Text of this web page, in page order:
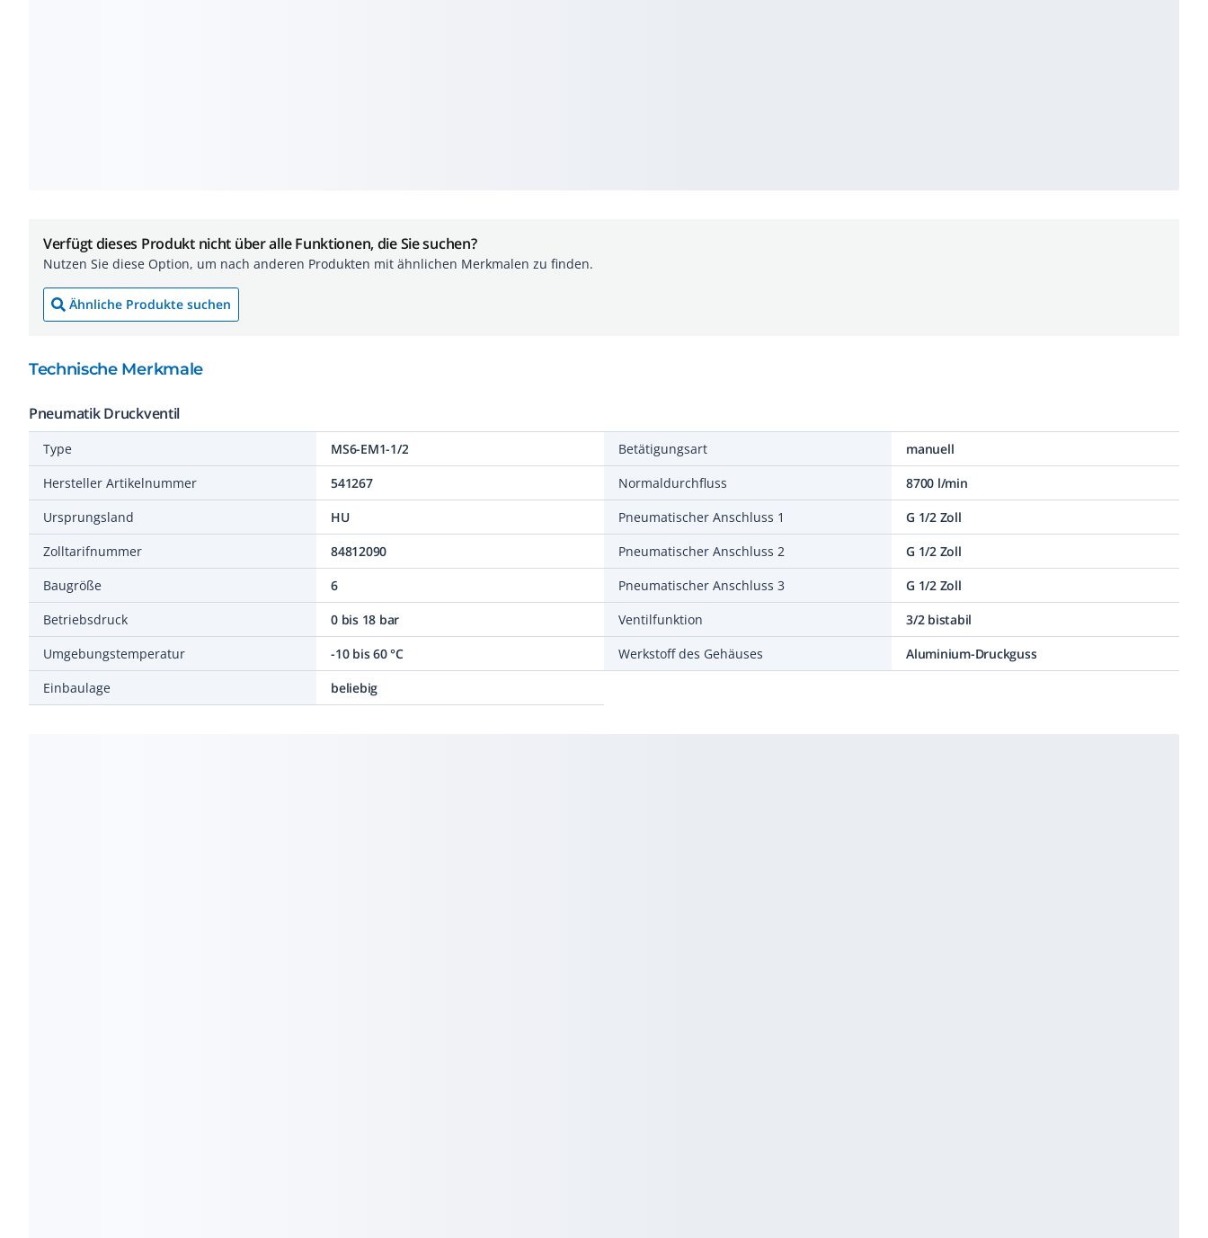
Verfügt dieses Produkt nicht über alle Funktionen, die Sie suchen?
Nutzen Sie diese Option, um nach anderen Produkten mit ähnlichen Merkmalen zu finden.
Ähnliche Produkte suchen
Technische Merkmale
Pneumatik Druckventil
Type
MS6-EM1-1/2
Hersteller Artikelnummer
541267
Ursprungsland
HU
Zolltarifnummer
84812090
Baugröße
6
Betriebsdruck
0 bis 18 bar
Umgebungstemperatur
-10 bis 60 °C
Einbaulage
beliebig
Betätigungsart
manuell
Normaldurchfluss
8700 l/min
Pneumatischer Anschluss 1
G 1/2 Zoll
Pneumatischer Anschluss 2
G 1/2 Zoll
Pneumatischer Anschluss 3
G 1/2 Zoll
Ventilfunktion
3/2 bistabil
Werkstoff des Gehäuses
Aluminium-Druckguss